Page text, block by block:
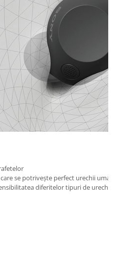
se potrivește perfect urechii
diferitelor tipuri de urechi,